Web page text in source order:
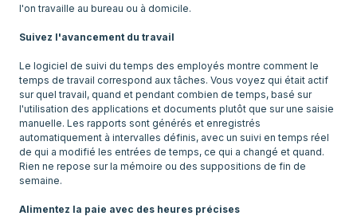
l'on travaille au bureau ou à domicile.
Suivez l'avancement du travail
Le logiciel de suivi du temps des employés montre comment le
temps de travail correspond aux tâches. Vous voyez qui était actif
sur quel travail, quand et pendant combien de temps, basé sur
l'utilisation des applications et documents plutôt que sur une saisie
manuelle. Les rapports sont générés et enregistrés
automatiquement à intervalles définis, avec un suivi en temps réel
de qui a modifié les entrées de temps, ce qui a changé et quand.
Rien ne repose sur la mémoire ou des suppositions de fin de
semaine.
Alimentez la paie avec des heures précises